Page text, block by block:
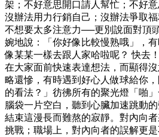
架；不好意思開口請人幫忙；不好
沒辦法用力行銷自己；沒辦法爭取
不想要太多注意力──更別說面對頂
婉地說：「你好像比較慢熟哦」，
像某某一樣去跟人家哈啦呢？ 快去
在大家面前快速表達想法，而顯得
略還慘，有時遇到好心人做球給你
的看法？」彷彿所有的聚光燈「啪
腦袋一片空白，聽到心臟加速跳動
結束這漫長而難熬的寂靜。對內向
挑戰；職場上，對內向者的誤解更